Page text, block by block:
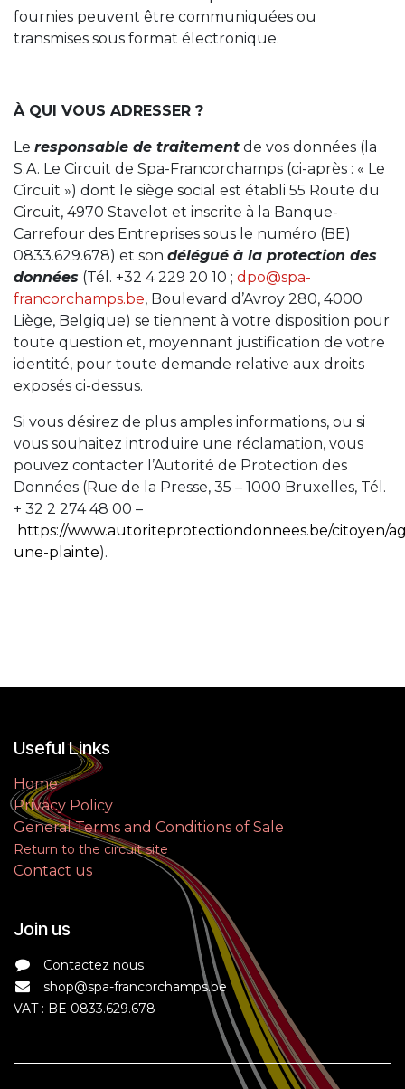
fournies peuvent être communiquées ou
transmises sous format électronique.
À QUI VOUS ADRESSER ?
Le responsable de traitement de vos données (la
S.A. Le Circuit de Spa-Francorchamps (ci-après : « Le
Circuit ») dont le siège social est établi 55 Route du
Circuit, 4970 Stavelot et inscrite à la Banque-
Carrefour des Entreprises sous le numéro (BE)
0833.629.678) et son délégué à la protection des
données (Tél. +32 4 229 20 10 ; dpo@spa-
francorchamps.be, Boulevard d’Avroy 280, 4000
Liège, Belgique) se tiennent à votre disposition pour
toute question et, moyennant justification de votre
identité, pour toute demande relative aux droits
exposés ci-dessus.
Si vous désirez de plus amples informations, ou si
vous souhaitez introduire une réclamation, vous
pouvez contacter l’Autorité de Protection des
Données (Rue de la Presse, 35 – 1000 Bruxelles, Tél.
+ 32 2 274 48 00 –
https://www.autoriteprotectiondonnees.be/citoyen/
une-plainte).
Useful Links
Home
Privacy Policy
General Terms and Conditions of Sale
Return to the circuit site
Contact us
Join us
Contactez nous
shop@spa-francorchamps.be
VAT : BE 0833.629.678